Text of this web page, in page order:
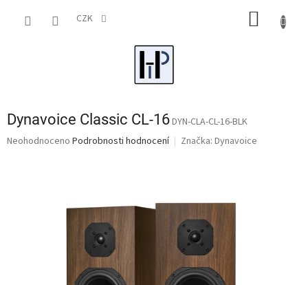
CZK
Dynavoice Classic CL-16DYN-CLA-CL-16-BLK
Průměrné
Neohodnoceno Podrobnosti hodnocení Značka: Dynavoice